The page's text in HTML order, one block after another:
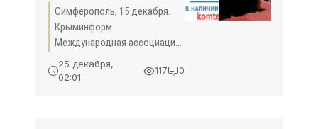
проблемы с
покупкой в Крыму
билетов на ЧМ-2018
- «Спорт Крыма»
Симферополь, 15 декабря.
Крыминформ.
Международная ассоциация
футбола (ФИФА) устранила
технические неполадки при
25 декабря,
02:01
117 0